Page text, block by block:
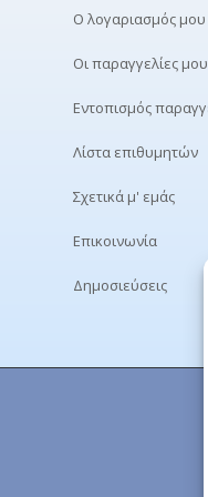
Ο λογαριασμός μου
Οι παραγγελίες μου
Εντοπισμός
Λίστα επιθυμητών
Σχετικά μ' εμάς
Επικοινωνία
Δημοσιεύσεις